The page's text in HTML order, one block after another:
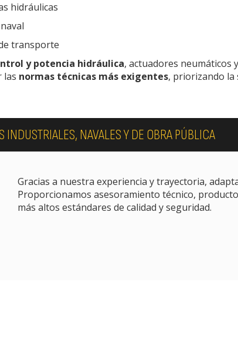
hidráulicas
transporte
y potencia hidráulica, actuadores neumáticos
las normas técnicas más exigentes, priorizando la
INDUSTRIALES, NAVALES Y DE OBRA PÚBLICA
Gracias a nuestra experiencia y trayectoria,
Proporcionamos asesoramiento técnico,
más altos estándares de calidad y seguridad.